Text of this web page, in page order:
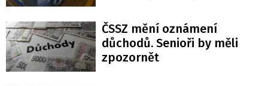
ČSSZ mění oznámení
důchodů. Senioři by měli
zpozornět